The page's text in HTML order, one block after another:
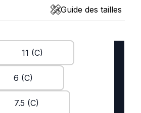
Guide des tailles
11 (C)
6 (C)
7.5 (C)